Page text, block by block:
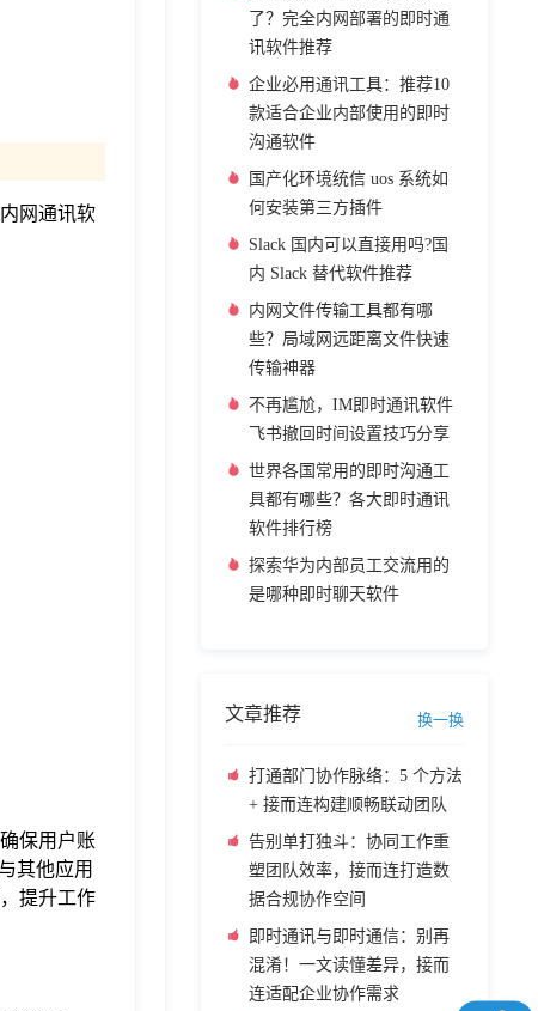
网通讯软
保用户账
其他应用
提升工作
了？完全内网部署的即时通
讯软件推荐
企业必用通讯工具：推荐10
款适合企业内部使用的即时
沟通软件
国产化环境统信 uos 系统如
何安装第三方插件
Slack 国内可以直接用吗?国
内 Slack 替代软件推荐
内网文件传输工具都有哪
些？局域网远距离文件快速
传输神器
不再尴尬，IM即时通讯软件
飞书撤回时间设置技巧分享
世界各国常用的即时沟通工
具都有哪些？各大即时通讯
软件排行榜
探索华为内部员工交流用的
是哪种即时聊天软件
文章推荐 换一换
打通部门协作脉络：5 个方法
+ 接而连构建顺畅联动团队
告别单打独斗：协同工作重
塑团队效率，接而连打造数
据合规协作空间
即时通讯与即时通信：别再
混淆！一文读懂差异，接而
连适配企业协作需求